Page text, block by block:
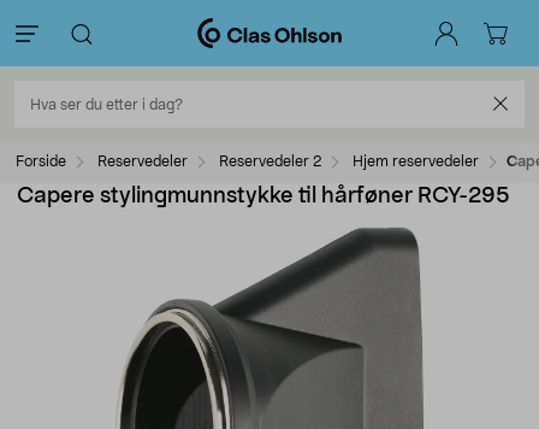
Forside Reservedeler Reservedeler 2 Hjem reservedeler
Capere stylingmunnstykke til hårføner RCY-295